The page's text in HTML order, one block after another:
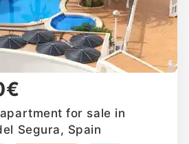
for sale in
Segura, Spain